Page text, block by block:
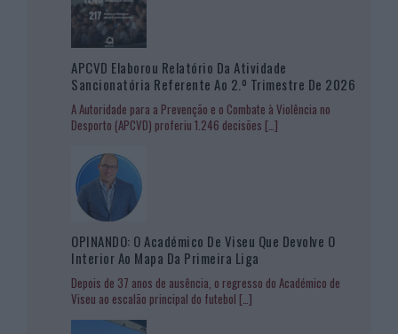
APCVD Elaborou Relatório Da Atividade
Sancionatória Referente Ao 2.º Trimestre De 2026
A Autoridade para a Prevenção e o Combate à Violência no
Desporto (APCVD) proferiu 1.246 decisões […]
OPINANDO: O Académico De Viseu Que Devolve O
Interior Ao Mapa Da Primeira Liga
Depois de 37 anos de ausência, o regresso do Académico de
Viseu ao escalão principal do futebol […]